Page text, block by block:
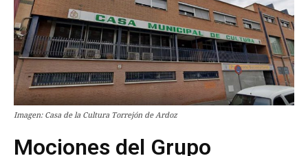
Imagen: Casa de la Cultura Torrejón de Ardoz
Mociones del Grupo